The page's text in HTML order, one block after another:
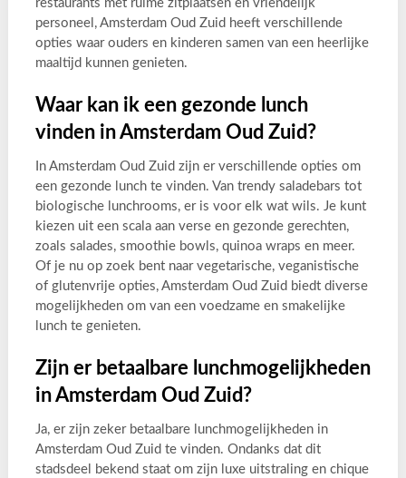
restaurants met ruime zitplaatsen en vriendelijk
personeel, Amsterdam Oud Zuid heeft verschillende
opties waar ouders en kinderen samen van een heerlijke
maaltijd kunnen genieten.
Waar kan ik een gezonde lunch
vinden in Amsterdam Oud Zuid?
In Amsterdam Oud Zuid zijn er verschillende opties om
een gezonde lunch te vinden. Van trendy saladebars tot
biologische lunchrooms, er is voor elk wat wils. Je kunt
kiezen uit een scala aan verse en gezonde gerechten,
zoals salades, smoothie bowls, quinoa wraps en meer.
Of je nu op zoek bent naar vegetarische, veganistische
of glutenvrije opties, Amsterdam Oud Zuid biedt diverse
mogelijkheden om van een voedzame en smakelijke
lunch te genieten.
Zijn er betaalbare lunchmogelijkheden
in Amsterdam Oud Zuid?
Ja, er zijn zeker betaalbare lunchmogelijkheden in
Amsterdam Oud Zuid te vinden. Ondanks dat dit
stadsdeel bekend staat om zijn luxe uitstraling en chique